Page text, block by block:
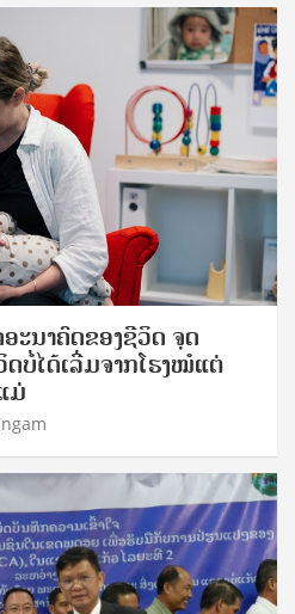
ະນາຄົດຂອງຊີວິດ ຈຸດ
ບໍ່ໄດ້ເລີ່ມຈາກໂຮງໝໍແຕ່
ມ່